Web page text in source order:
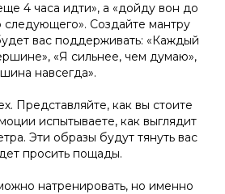
4 часа идти», а «дойду вон до
следующего». Создайте мантру
вас поддерживать: «Каждый
«Я сильнее, чем думаю»,
навсегда».
Представляйте, как вы стоите
испытываете, как выглядит
Эти образы будут тянуть вас
просить пощады.
натренировать, но именно